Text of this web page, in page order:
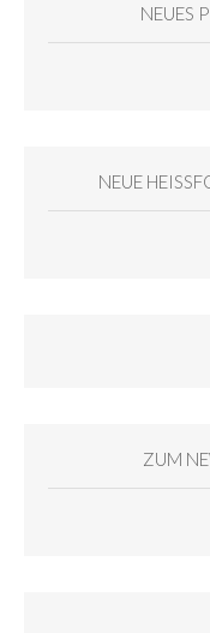
NEUES
NEUE
ZUM